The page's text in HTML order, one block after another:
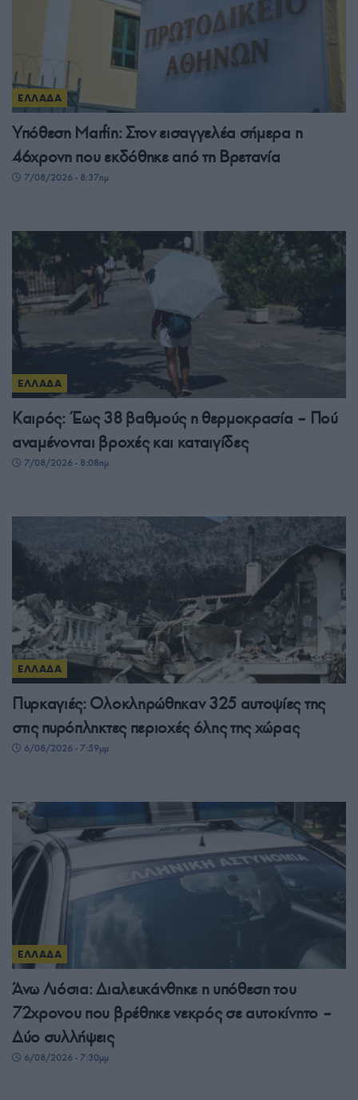
ΕΛΛΑΔΑ
Υπόθεση Marfin: Στον εισαγγελέα σήμερα η
46χρονη που εκδόθηκε από τη Βρετανία
7/08/2026 - 8:37πμ
ΕΛΛΑΔΑ
Καιρός: Έως 38 βαθμούς η θερμοκρασία – Πού
αναμένονται βροχές και καταιγίδες
7/08/2026 - 8:08πμ
ΕΛΛΑΔΑ
Πυρκαγιές: Ολοκληρώθηκαν 325 αυτοψίες της
στις πυρόπληκτες περιοχές όλης της χώρας
6/08/2026 - 7:59μμ
ΕΛΛΑΔΑ
Άνω Λιόσια: Διαλευκάνθηκε η υπόθεση του
72χρονου που βρέθηκε νεκρός σε αυτοκίνητο –
Δύο συλλήψεις
6/08/2026 - 7:30μμ